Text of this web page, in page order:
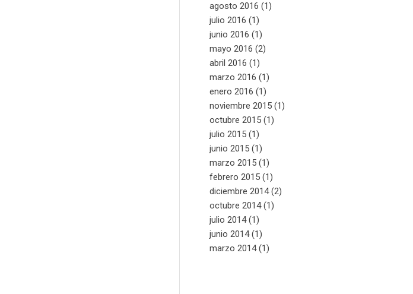
agosto 2016 (1)
julio 2016 (1)
junio 2016 (1)
mayo 2016 (2)
abril 2016 (1)
marzo 2016 (1)
enero 2016 (1)
noviembre 2015 (1)
octubre 2015 (1)
julio 2015 (1)
junio 2015 (1)
marzo 2015 (1)
febrero 2015 (1)
diciembre 2014(2)
octubre 2014(1)
julio 2014(1)
junio 2014(1)
marzo 2014(1)